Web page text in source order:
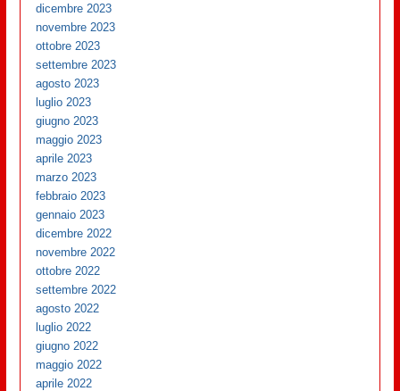
dicembre 2023
novembre 2023
ottobre 2023
settembre 2023
agosto 2023
luglio 2023
giugno 2023
maggio 2023
aprile 2023
marzo 2023
febbraio 2023
gennaio 2023
dicembre 2022
novembre 2022
ottobre 2022
settembre 2022
agosto 2022
luglio 2022
giugno 2022
maggio 2022
aprile 2022